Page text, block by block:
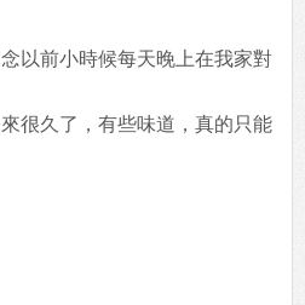
以前小時候每天晚上在我家對
很久了，有些味道，真的只能